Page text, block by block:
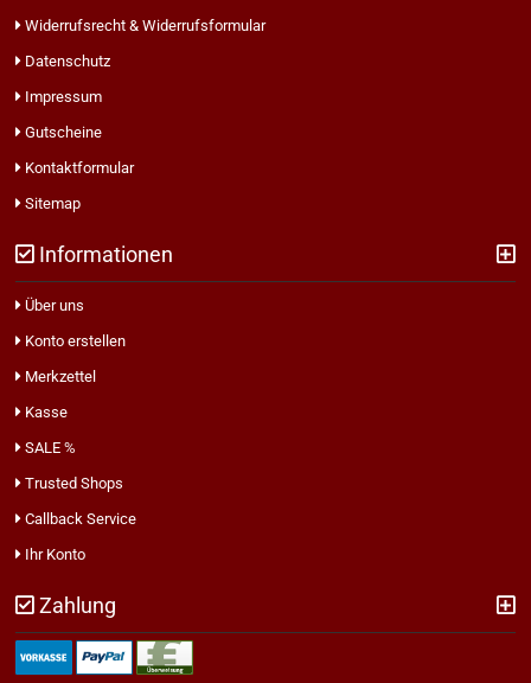
Widerrufsrecht & Widerrufsformular
Datenschutz
Impressum
Gutscheine
Kontaktformular
Sitemap
Informationen
Über uns
Konto erstellen
Merkzettel
Kasse
SALE %
Trusted Shops
Callback Service
Ihr Konto
Zahlung